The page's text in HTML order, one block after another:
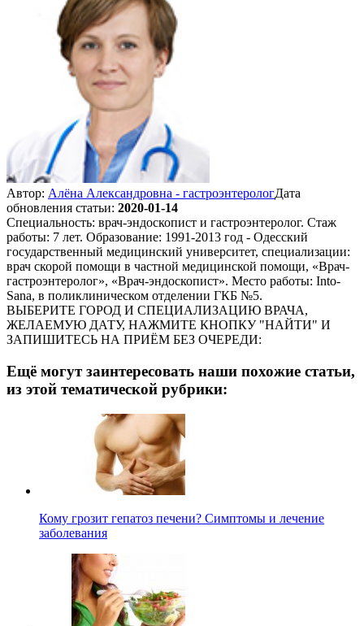
Автор: Алёна Александровна - гастроэнтерологДата
обновления статьи: 2020-01-14
Специальность: врач-эндоскопист и гастроэнтеролог. Стаж
работы: 7 лет. Образование: 1991-2013 год - Одесский
государственный медицинский университет, специализации:
врач скорой помощи в частной медицинской помощи, «Врач-
гастроэнтеролог», «Врач-эндоскопист». Место работы: Into-
Sana, в поликлиническом отделении ГКБ №5.
ВЫБЕРИТЕ ГОРОД И СПЕЦИАЛИЗАЦИЮ ВРАЧА,
ЖЕЛАЕМУЮ ДАТУ, НАЖМИТЕ КНОПКУ "НАЙТИ" И
ЗАПИШИТЕСЬ НА ПРИЁМ БЕЗ ОЧЕРЕДИ:
Ещё могут заинтересовать наши похожие статьи,
из этой тематической рубрики:
Кому грозит гепатоз печени? Симптомы и лечение
заболевания